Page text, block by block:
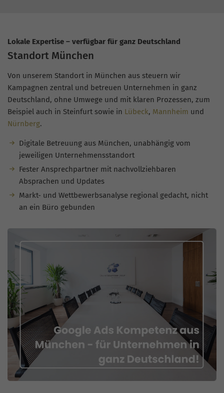
Lokale Expertise – verfügbar für ganz Deutschland
Standort München
Von unserem Standort in München aus steuern wir
Kampagnen zentral und betreuen Unternehmen in ganz
Deutschland, ohne Umwege und mit klaren Prozessen, zum
Beispiel auch in Steinfurt sowie in Lübeck, Mannheim und
Nürnberg.
Digitale Betreuung aus München, unabhängig vom
jeweiligen Unternehmensstandort
Fester Ansprechpartner mit nachvollziehbaren
Absprachen und Updates
Markt- und Wettbewerbsanalyse regional gedacht, nicht
an ein Büro gebunden